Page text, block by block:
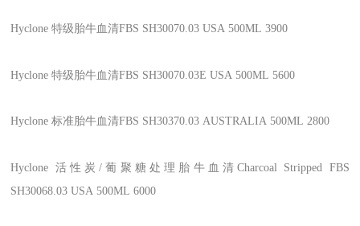
Hyclone 特级胎牛血清FBS SH30070.03 USA 500ML 3900
Hyclone 特级胎牛血清FBS SH30070.03E USA 500ML 5600
Hyclone 标准胎牛血清FBS SH30370.03 AUSTRALIA 500ML 2800
Hyclone 活性炭/葡聚糖处理胎牛血清Charcoal Stripped FBS
SH30068.03 USA 500ML 6000